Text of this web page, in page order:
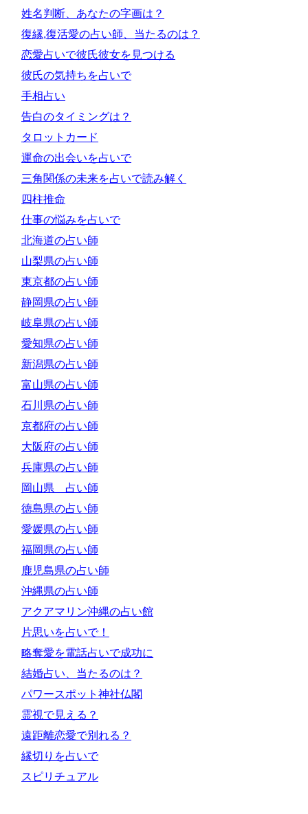
姓名判断、あなたの字画は？
復縁,復活愛の占い師、当たるのは？
恋愛占いで彼氏彼女を見つける
彼氏の気持ちを占いで
手相占い
告白のタイミングは？
タロットカード
運命の出会いを占いで
三角関係の未来を占いで読み解く
四柱推命
仕事の悩みを占いで
北海道の占い師
山梨県の占い師
東京都の占い師
静岡県の占い師
岐阜県の占い師
愛知県の占い師
新潟県の占い師
富山県の占い師
石川県の占い師
京都府の占い師
大阪府の占い師
兵庫県の占い師
岡山県 占い師
徳島県の占い師
愛媛県の占い師
福岡県の占い師
鹿児島県の占い師
沖縄県の占い師
アクアマリン沖縄の占い館
片思いを占いで！
略奪愛を電話占いで成功に
結婚占い、当たるのは？
パワースポット神社仏閣
霊視で見える？
遠距離恋愛で別れる？
縁切りを占いで
スピリチュアル